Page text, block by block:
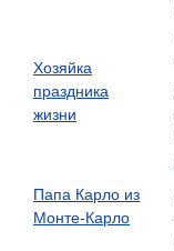
Хозяйка
праздника
жизни
Папа Карло из
Монте-Карло